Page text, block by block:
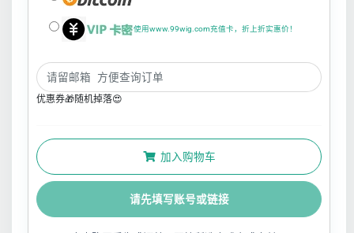
使用www.99wig.com充值卡，折上折实惠价！
优惠券🎁随机掉落😍
加入购物车
请先填写账号或链接